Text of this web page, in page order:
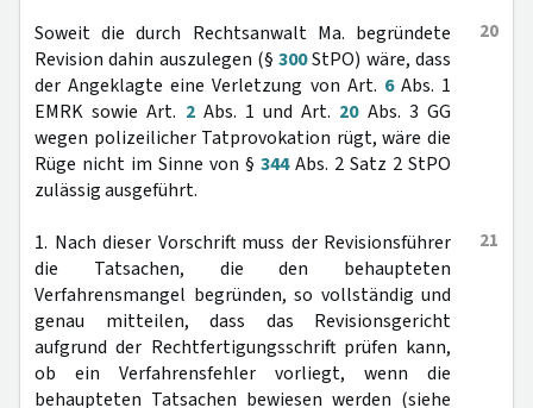
20
Soweit die durch Rechtsanwalt Ma. begründete
Revision dahin auszulegen (§300StPO) wäre, dass
der Angeklagte eine Verletzung von Art. 6Abs. 1
EMRK sowie Art. 2Abs. 1 und Art. 20Abs. 3 GG
wegen polizeilicher Tatprovokation rügt, wäre die
Rüge nicht im Sinne von § 344Abs. 2 Satz 2 StPO
zulässig ausgeführt.
21
1. Nach dieser Vorschrift muss der Revisionsführer
die Tatsachen, die den behaupteten
Verfahrensmangel begründen, so vollständig und
genau mitteilen, dass das Revisionsgericht
aufgrund der Rechtfertigungsschrift prüfen kann,
ob ein Verfahrensfehler vorliegt, wenn die
behaupteten Tatsachen bewiesen werden (siehe